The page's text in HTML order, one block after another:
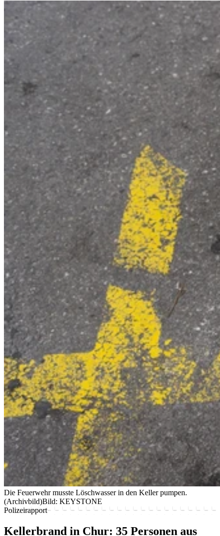
Die Feuerwehr musste Löschwasser in den Keller pumpen.
(Archivbild)Bild: KEYSTONE
Polizeirapport
Kellerbrand in Chur: 35 Personen aus